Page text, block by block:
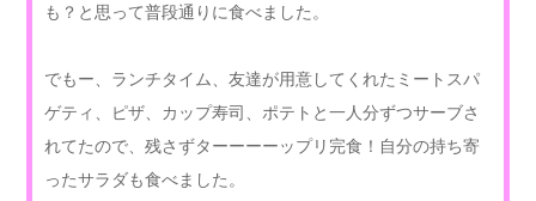
も？と思って普段通りに食べました。
でもー、ランチタイム、友達が用意してくれたミートスパ
ゲティ、ピザ、カップ寿司、ポテトと一人分ずつサーブさ
れてたので、残さずターーーーップリ完食！自分の持ち寄
ったサラダも食べました。